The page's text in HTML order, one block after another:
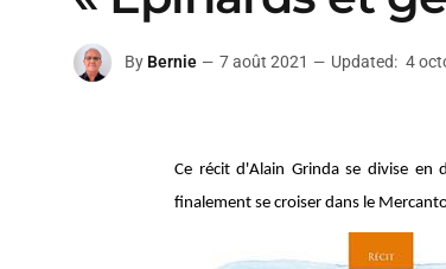
By Bernie 7 août 2021 Updated: 4
Ce récit d'Alain Grinda se divise
finalement se croiser dans le